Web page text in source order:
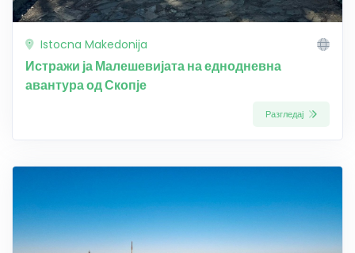
Istocna Makedonija
Истражи ја Малешевијата на еднодневна
авантура од Скопје
Разгледај